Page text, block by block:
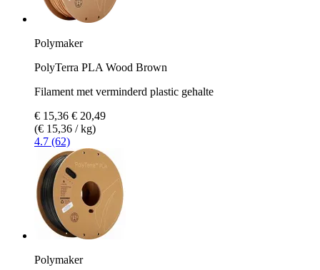
Polymaker
PolyTerra PLA Wood Brown
Filament met verminderd plastic gehalte
€ 15,36 € 20,49
(€ 15,36 / kg)
4.7 (62)
Polymaker